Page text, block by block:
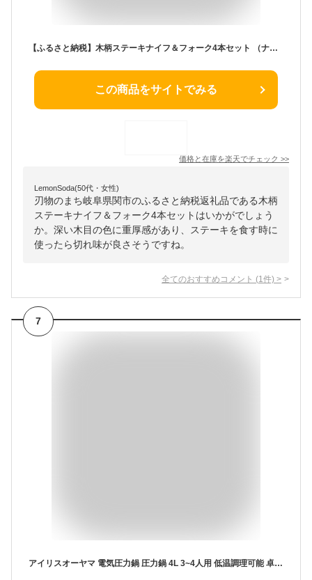
【ふるさと納税】木柄ステーキナイフ＆フォーク4本セット （ナイフ×2、フォーク×2） H5-162 カトラリー 天然木 テーブルナイフ ステンレス
この商品をサイトでみる
価格と在庫を楽天でチェック >>
LemonSoda(50代・女性)
刃物のまち岐阜県関市のふるさと納税返礼品である木柄
ステーキナイフ＆フォーク4本セットはいかがでしょう
か。深い木目の色に重厚感があり、ステーキを食す時に
使ったら切れ味が良さそうですね。
全てのおすすめコメント (1 件) >
7
アイリスオーヤマ 電気圧力鍋 圧力鍋 4L 3~4人用 低温調理可能 卓上鍋 予約機能付き 自動メニュー90種類 ガラス蓋付き レシピブック付き ブラック PMPC-MA4-B